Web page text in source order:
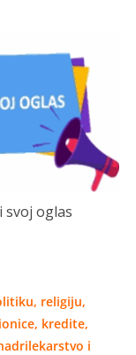
svoj oglas
religiju,
kredite,
i